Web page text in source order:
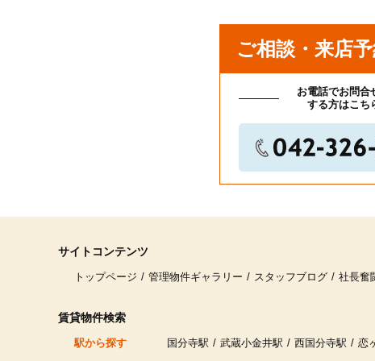
ご相談・来店
お電話でお問合
する方はこち
サイトコンテンツ
トップページ 管理物件ギャラリー スタッフブログ 社長奮
賃貸物件検索
駅から探す 国分寺駅 武蔵小金井駅 西国分寺駅 恋